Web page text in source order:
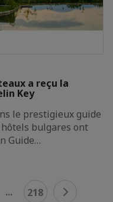
a reçu la
Key
le prestigieux guide
bulgares ont
Guide…
... 218